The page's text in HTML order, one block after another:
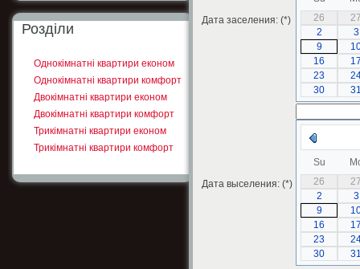
Розділи
Однокімнатні квартири економ
Однокімнатні квартири комфорт
Двокімнатні квартири економ
Двокімнатні квартири комфорт
Трикімнатні квартири економ
Трикімнатні квартири комфорт
Дата заселения: (*)
26
2
3
9
16
23
30
Дата выселения: (*)
Su
26
2
3
9
16
23
30